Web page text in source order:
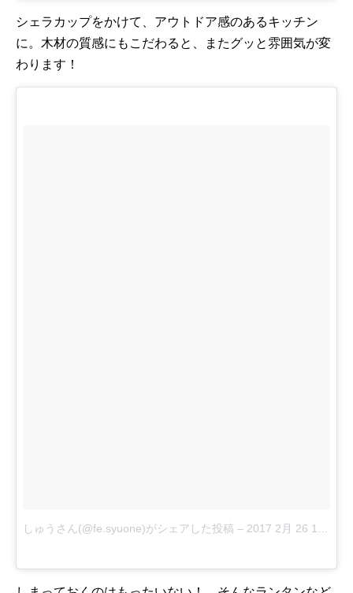
シェラカップをかけて、アウトドア感のあるキッチン
に。木材の質感にもこだわると、またグッと雰囲気が変
わります！
しゅうさん(@fe.syuone)がシェアした投稿 – 2017 2月 26 12:45午前 PST